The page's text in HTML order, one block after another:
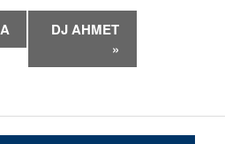
DJ AHMET
»